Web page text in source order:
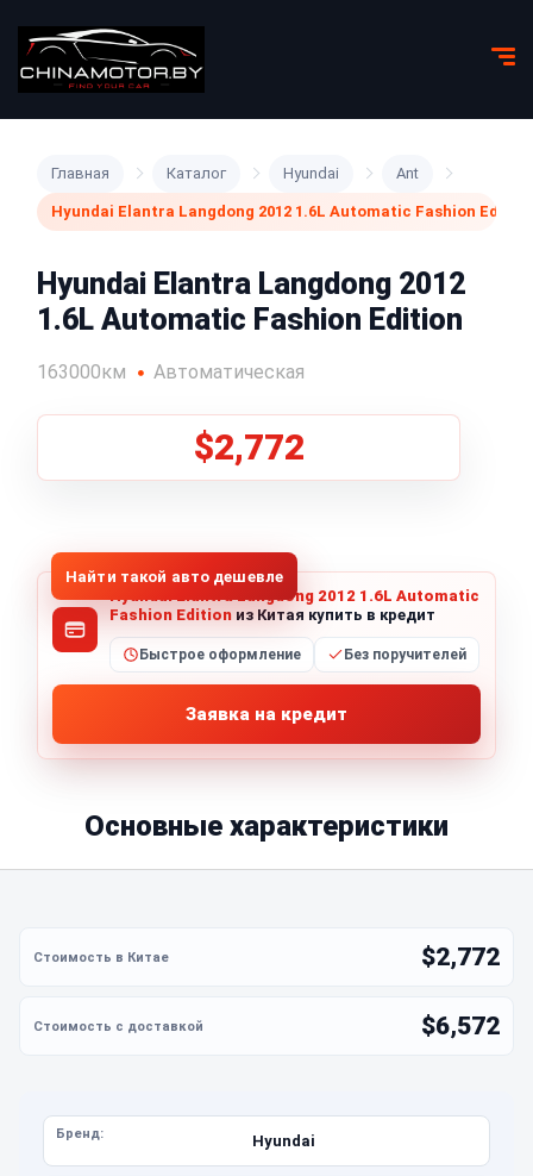
Главная Каталог Hyundai Ant
Hyundai Elantra Langdong 2012 1.6L Automatic Fashion Edition
Hyundai Elantra Langdong 2012
1.6L Automatic Fashion Edition
163000км Автоматическая
$2,772
Найти такой авто дешевле
Hyundai Elantra Langdong 2012 1.6L Automatic
Fashion Edition из Китая купить в кредит
Быстрое оформление Без поручителей
Заявка на кредит
Основные характеристики
$2,772
$6,572
Бренд: Hyundai